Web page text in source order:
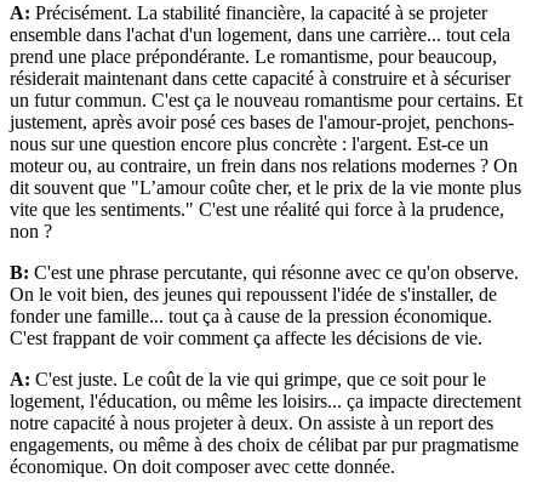
A: Précisément. La stabilité financière, la capacité à se projeter
ensemble dans l'achat d'un logement, dans une carrière... tout cela
prend une place prépondérante. Le romantisme, pour beaucoup,
résiderait maintenant dans cette capacité à construire et à sécuriser
un futur commun. C'est ça le nouveau romantisme pour certains. Et
justement, après avoir posé ces bases de l'amour-projet, penchons-
nous sur une question encore plus concrète : l'argent. Est-ce un
moteur ou, au contraire, un frein dans nos relations modernes ? On
dit souvent que "L’amour coûte cher, et le prix de la vie monte plus
vite que les sentiments." C'est une réalité qui force à la prudence,
non ?
B: C'est une phrase percutante, qui résonne avec ce qu'on observe.
On le voit bien, des jeunes qui repoussent l'idée de s'installer, de
fonder une famille... tout ça à cause de la pression économique.
C'est frappant de voir comment ça affecte les décisions de vie.
A: C'est juste. Le coût de la vie qui grimpe, que ce soit pour le
logement, l'éducation, ou même les loisirs... ça impacte directement
notre capacité à nous projeter à deux. On assiste à un report des
engagements, ou même à des choix de célibat par pur pragmatisme
économique. On doit composer avec cette donnée.